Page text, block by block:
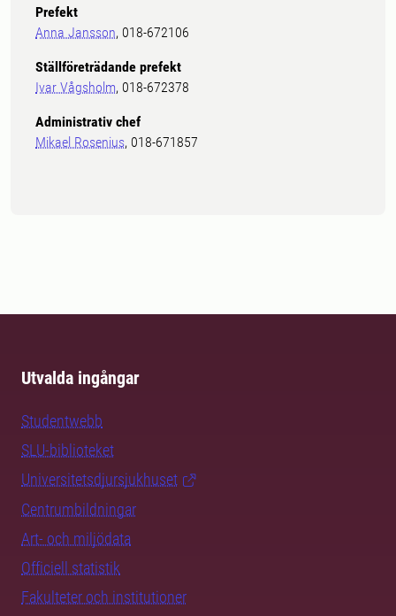
Prefekt
Anna Jansson, 018-672106
Ställföreträdande prefekt
Ivar Vågsholm, 018-672378
Administrativ chef
Mikael Rosenius, 018-671857
Utvalda ingångar
Studentwebb
SLU-biblioteket
Universitetsdjursjukhuset
Centrumbildningar
Art- och miljödata
Officiell statistik
Fakulteter och institutioner